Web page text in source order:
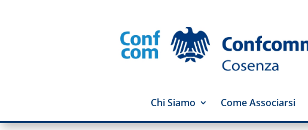
Chi Siamo Come Associarsi